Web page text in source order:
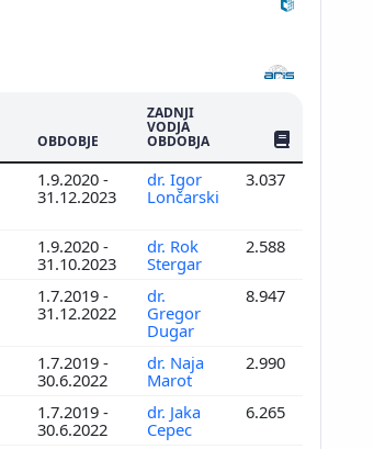
OBDOBJE
ZADNJI
VODJA
OBDOBJA ŠTEV.
1.9.2020 -
31.12.2023
dr. Igor
Lončarski
3.037
1.9.2020 -
31.10.2023
dr. Rok
Stergar
2.588
1.7.2019 -
31.12.2022
dr.
Gregor
Dugar
8.947
1.7.2019 -
30.6.2022
dr. Naja
Marot
2.990
1.7.2019 -
30.6.2022
dr. Jaka
Cepec
6.265